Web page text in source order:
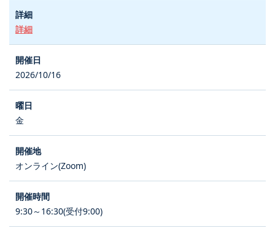
詳細
2026/10/16
金
オンライン(Zoom)
9:30～16:30(受付9:00)